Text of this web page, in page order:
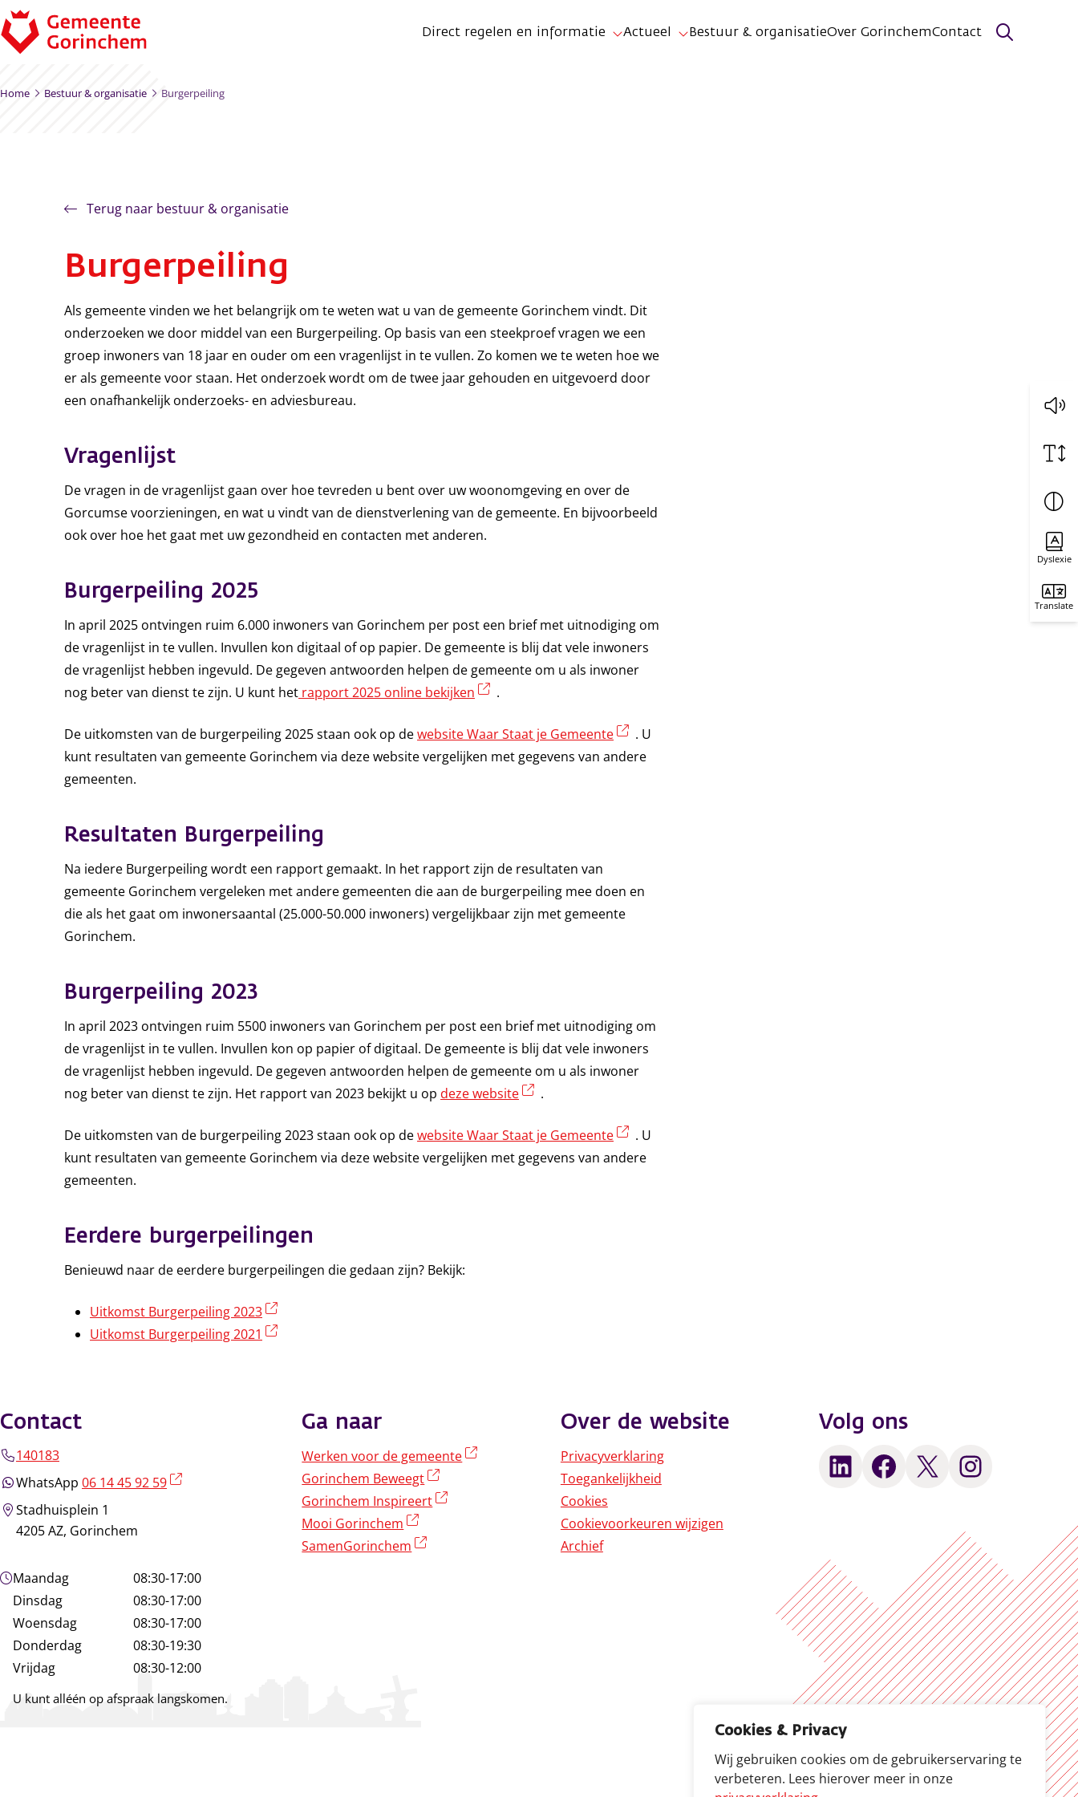
Cookies & Privacy
Wij gebruiken cookies om de gebruikerservaring te
verbeteren. Lees hierover meer in onze
Ga naar de inhoud
Direct regelen en informatie Actueel Bestuur & organisatieOver GorinchemContact Zoeken
Dyslexie
Translate
Home Bestuur & organisatie Burgerpeiling
Terug naar bestuur & organisatie
Burgerpeiling
Als gemeente vinden we het belangrijk om te weten wat u van de gemeente Gorinchem vindt. Dit
onderzoeken we door middel van een Burgerpeiling. Op basis van een steekproef vragen we een
groep inwoners van 18 jaar en ouder om een vragenlijst in te vullen. Zo komen we te weten hoe we
er als gemeente voor staan. Het onderzoek wordt om de twee jaar gehouden en uitgevoerd door
een onafhankelijk onderzoeks- en adviesbureau.
Vragenlijst
De vragen in de vragenlijst gaan over hoe tevreden u bent over uw woonomgeving en over de
Gorcumse voorzieningen, en wat u vindt van de dienstverlening van de gemeente. En bijvoorbeeld
ook over hoe het gaat met uw gezondheid en contacten met anderen.
Burgerpeiling 2025
In april 2025 ontvingen ruim 6.000 inwoners van Gorinchem per post een brief met uitnodiging om
de vragenlijst in te vullen. Invullen kon digitaal of op papier. De gemeente is blij dat vele inwoners
de vragenlijst hebben ingevuld. De gegeven antwoorden helpen de gemeente om u als inwoner
nog beter van dienst te zijn. U kunt het rapport 2025 online bekijken (externe link)
.
De uitkomsten van de burgerpeiling 2025 staan ook op dewebsite Waar Staat je Gemeente (externe link)
. U
kunt resultaten van gemeente Gorinchem via deze website vergelijken met gegevens van andere
gemeenten.
Resultaten Burgerpeiling
Na iedere Burgerpeiling wordt een rapport gemaakt. In het rapport zijn de resultaten van
gemeente Gorinchem vergeleken met andere gemeenten die aan de burgerpeiling mee doen en
die als het gaat om inwonersaantal (25.000-50.000 inwoners) vergelijkbaar zijn met gemeente
Gorinchem.
Burgerpeiling 2023
In april 2023 ontvingen ruim 5500 inwoners van Gorinchem per post een brief met uitnodiging om
de vragenlijst in te vullen. Invullen kon op papier of digitaal. De gemeente is blij dat vele inwoners
de vragenlijst hebben ingevuld. De gegeven antwoorden helpen de gemeente om u als inwoner
nog beter van dienst te zijn. Het rapport van 2023 bekijkt u op deze website (externe link)
.
De uitkomsten van de burgerpeiling 2023 staan ook op dewebsite Waar Staat je Gemeente (externe link)
. U
kunt resultaten van gemeente Gorinchem via deze website vergelijken met gegevens van andere
gemeenten.
Eerdere burgerpeilingen
Benieuwd naar de eerdere burgerpeilingen die gedaan zijn? Bekijk:
Uitkomst Burgerpeiling 2023
Uitkomst Burgerpeiling 2021
Contact
140183
WhatsApp 06 14 45 92 59
Stadhuisplein 1
4205 AZ, Gorinchem
Openingstijden
Maandag
08:30-17:00
Dinsdag
08:30-17:00
Woensdag
08:30-17:00
Donderdag
08:30-19:30
Vrijdag
08:30-12:00
U kunt alléén op afspraak langskomen.
Ga naar
Werken voor de gemeente
(externe link)
Gorinchem Beweegt
Gorinchem Inspireert
Mooi Gorinchem
SamenGorinchem
Over de website
Privacyverklaring
Toegankelijkheid
Cookies
Cookievoorkeuren wijzigen
Archief
Volg ons
LinkedIn Facebook X Instagram